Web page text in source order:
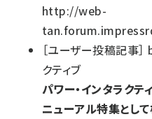
http://web-
［ユーザー投稿記事］
クティブ
パワー・インタラクテ
ニューアル特集とし